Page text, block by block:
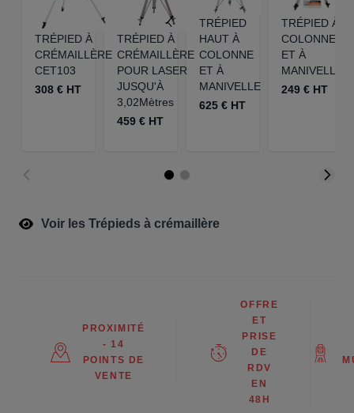
TRÉPIED À
CRÉMAILLÈRE
CET103
308 € HT
TRÉPIED À
CRÉMAILLÈRE
POUR LASER
JUSQU'À
3,02Mètres
459 € HT
TRÉPIED
HAUT À
COLONNE
ET À
MANIVELLE
625 € HT
TRÉPIED À
COLONNE
ET À
MANIVELLE
249 € HT
Voir les Trépieds à crémaillère
PROXIMITÉ
- 14
POINTS DE
VENTE
OFFRE
ET
PRISE
DE
RDV
EN
48H